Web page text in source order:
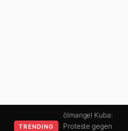
TRENDING
ölmangel Kuba:
Proteste gegen